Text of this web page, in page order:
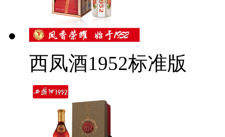
西凤酒1952标准版